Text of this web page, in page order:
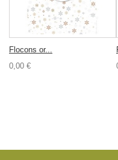
Flocons or...
0,00 €